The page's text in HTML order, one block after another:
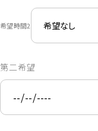
希望時間2
第二希望